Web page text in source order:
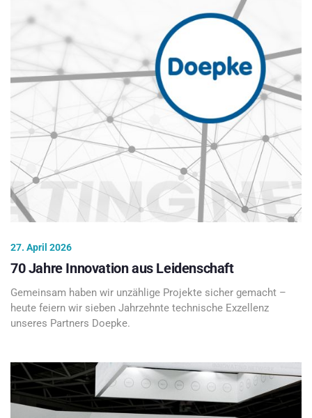
27. April 2026
70 Jahre Innovation aus Leidenschaft
Gemeinsam haben wir unzählige Projekte sicher gemacht –
heute feiern wir sieben Jahrzehnte technische Exzellenz
unseres Partners Doepke.